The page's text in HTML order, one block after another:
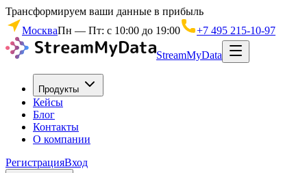
Трансформируем ваши данные в прибыль
МоскваПн — Пт: с 10:00 до 19:00 +7 495 215-10-97
StreamMyData
Продукты
Кейсы
Блог
Контакты
О компании
РегистрацияВход